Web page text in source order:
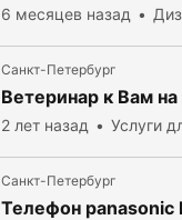
6 месяцев назад
Санкт-Петербург
Ветеринар к Вам
2 лет назад Услуги
Санкт-Петербург
Телефон